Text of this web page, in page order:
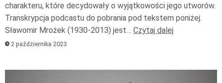
charakteru, które decydowały o wyjątkowości jego utworów.
Transkrypcja podcastu do pobrania pod tekstem poniżej.
Sławomir Mrożek (1930-2013) jest… Czytaj dalej
2 października 2023